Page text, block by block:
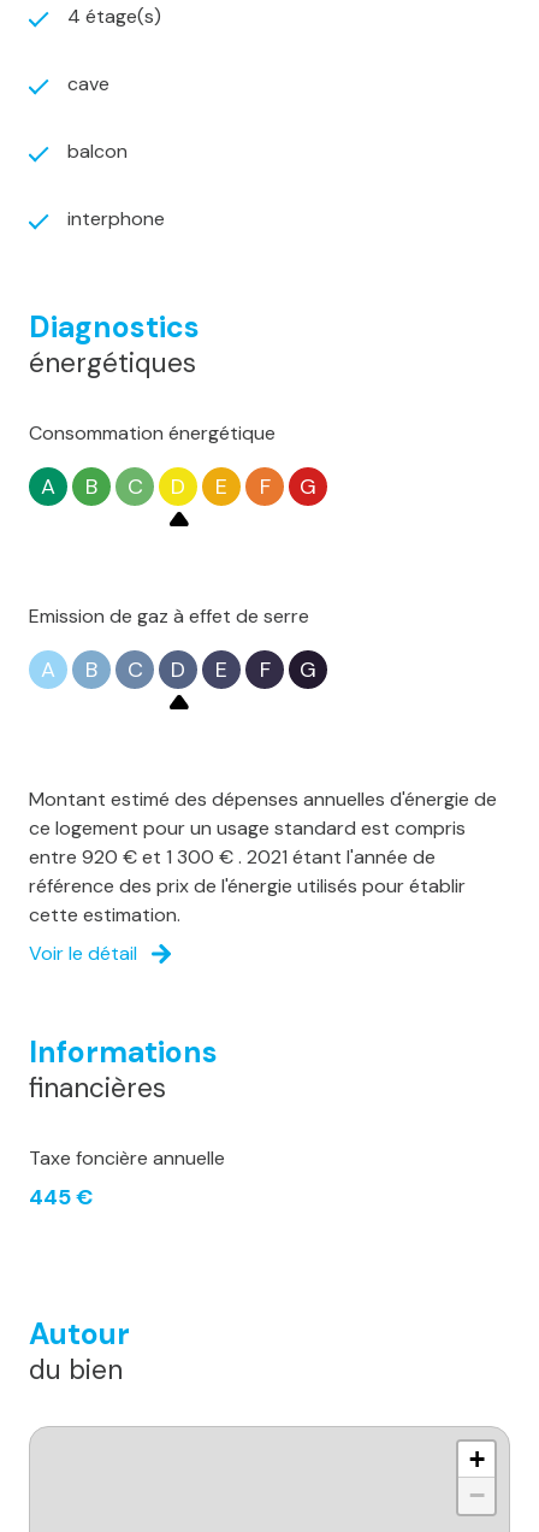
4 étage(s)
cave
balcon
interphone
Diagnostics
énergétiques
Consommation énergétique
A B C D E F G
Emission de gaz à effet de serre
A B C D E F G
Montant estimé des dépenses annuelles d'énergie de
ce logement pour un usage standard est compris
entre 920 € et 1 300 € . 2021 étant l'année de
référence des prix de l'énergie utilisés pour établir
cette estimation.
Voir le détail
Informations
financières
Taxe foncière annuelle
445 €
Autour
du bien
+
−